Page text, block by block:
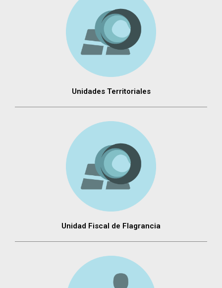
Unidades Territoriales
Unidad Fiscal de Flagrancia